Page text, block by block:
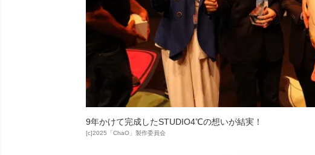
9年かけて完成したSTUDIO4℃の想いが結実！
[c]2025「ChaO」製作委員会